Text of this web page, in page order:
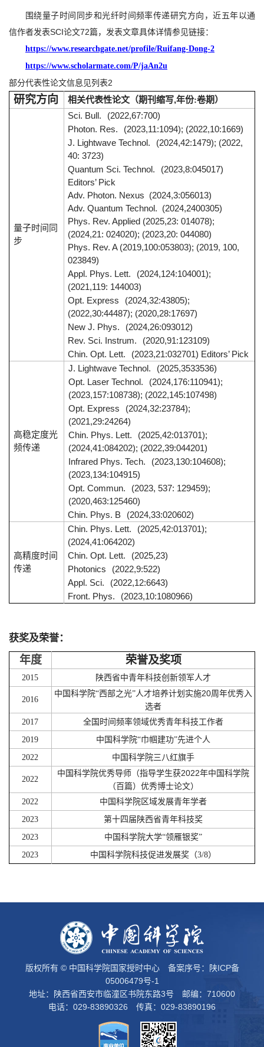
围绕量子时间同步和光纤时间频率传递研究方向，近五年以通
信作者发表SCI论文72篇，发表文章具体详情参见链接：
https://www.researchgate.net/profile/Ruifang-Dong-2
https://www.scholarmate.com/P/jaAn2u
部分代表性论文信息见列表2
研究方向 相关代表性论文（期刊缩写,年份:卷期）
量子时间同
步
Sci. Bull.
(2022,67:700)
Photon. Res.
(2023,11:1094); (2022,10:1669)
J. Lightwave Technol.
(2024,42:1479); (2022,
40: 3723)
Quantum Sci. Technol.
(2023,8:045017)
Editors’ Pick
Adv. Photon. Nexus (2024,3:056013)
Adv. Quantum Technol. (2024,2400305)
Phys. Rev. Applied (2025,23: 014078);
(2024,21: 024020); (2023,20: 044080)
Phys. Rev. A (2019,100:053803); (2019, 100,
023849)
Appl. Phys. Lett.
(2024,124:104001);
(2021,119: 144003)
Opt. Express
(2024,32:43805);
(2022,30:44487); (2020,28:17697)
New J. Phys.
(2024,26:093012)
Rev. Sci. Instrum.
(2020,91:123109)
Chin. Opt. Lett.
(2023,21:032701) Editors’ Pick
高稳定度光
频传递
J. Lightwave Technol.
(2025,3533536)
Opt. Laser Technol.
(2024,176:110941);
(2023,157:108738); (2022,145:107498)
Opt. Express
(2024,32:23784);
(2021,29:24264)
Chin. Phys. Lett.
(2025,42:013701);
(2024,41:084202); (2022,39:044201)
Infrared Phys. Tech.
(2023,130:104608);
(2023,134:104915)
Opt. Commun.
(2023, 537: 129459);
(2020,463:125460)
Chin. Phys. B
(2024,33:020602)
高精度时间
传递
Chin. Phys. Lett.
(2025,42:013701);
(2024,41:064202)
Chin. Opt. Lett.
(2025,23)
Photonics
(2022,9:522)
Appl. Sci.
(2022,12:6643)
Front. Phys.
(2023,10:1080966)
获奖及荣誉：
年度 荣誉及奖项
2015 陕西省中青年科技创新领军人才
2016
中国科学院“西部之光”人才培养计划实施20周年优秀入
选者
2017
全国时间频率领域优秀青年科技工作者
2019
中国科学院“巾帼建功”先进个人
2022
中国科学院三八红旗手
2022
中国科学院优秀导师（指导学生获2022年中国科学院
（ 百篇） 优秀博士论文）
2022
中国科学院区域发展青年学者
2023
第十四届陕西省青年科技奖
2023
中国科学院大学“领雁银奖”
2023
中国科学院科技促进发展奖（3/8）
版权所有 © 中国科学院国家授时中心 备案序号：
陕ICP备
05006479号-1
地址：陕西省西安市临潼区书院东路3号 邮编：710600
电话：029-83890326 传真：029-83890196